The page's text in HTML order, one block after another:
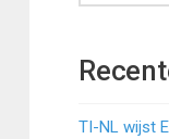
TI-NL wijst